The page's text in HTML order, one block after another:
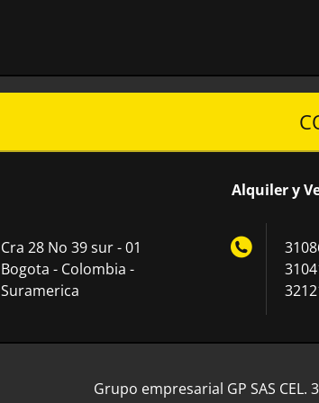
Alquiler y
Cra 28 No 39 sur - 01
Bogota - Colombia -
Suramerica
Grupo empresarial GP SAS